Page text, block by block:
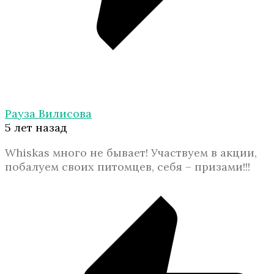
Рауза Вилисова
5 лет назад
Whiskas много не бывает! Участвуем в акции,
побалуем своих питомцев, себя – призами!!!